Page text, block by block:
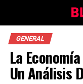
GENERAL
La
Un Análisis